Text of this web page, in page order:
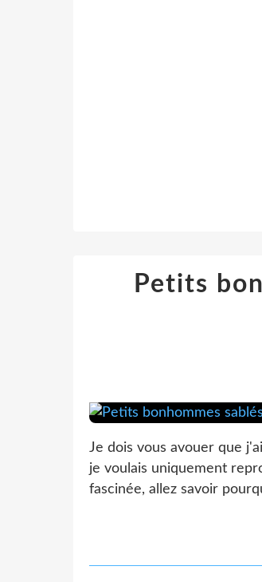
Petits
Je dois vous avouer que
je voulais uniquement
fascinée, allez savoir